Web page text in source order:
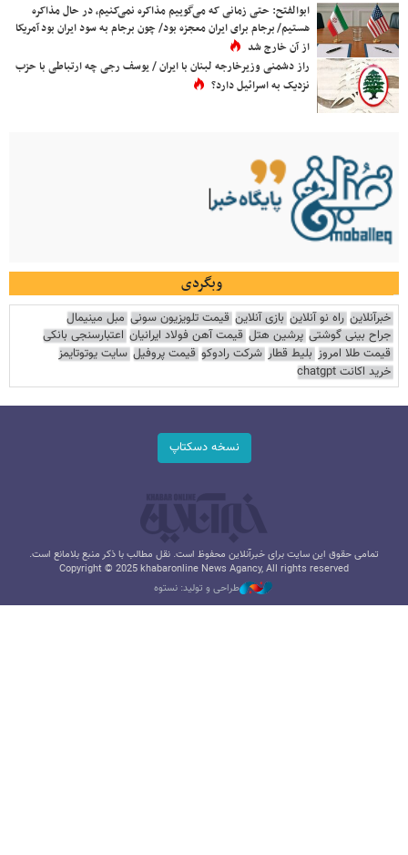
ابوالفتح: حتی زمانی که می‌گوییم مذاکره نمی‌کنیم، در حال مذاکره
هستیم/ برجام برای ایران معجزه بود/ چون برجام به سود ایران بود آمریکا
از آن خارج شد
راز دشمنی وزیرخارجه لبنان با ایران / یوسف رجی چه ارتباطی با حزب
نزدیک به اسرائیل دارد؟
وبگردی
خبرآنلاین راه نو آنلاین بازی آنلاین قیمت تلویزیون سونی مبل مینیمال
جراح بینی گوشتی پرشین هتل قیمت آهن فولاد ایرانیان اعتبارسنجی بانکی
قیمت طلا امروز بلیط قطار شرکت رادوکو قیمت پروفیل سایت یوتوتایمز
خرید اکانت chatgpt
نسخه دسکتاپ
تمامی حقوق این سایت برای خبرآنلاین محفوظ است. نقل مطالب با ذکر منبع بلامانع است.
Copyright © 2025 khabaronline News Agancy, All rights reserved
طراحی و تولید: نستوه